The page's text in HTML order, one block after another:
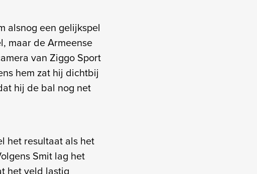
alsnog een gelijkspel
maar de Armeense
van Ziggo Sport
hem zat hij dichtbij
hij de bal nog net
het resultaat als het
Smit lag het
het veld lastig